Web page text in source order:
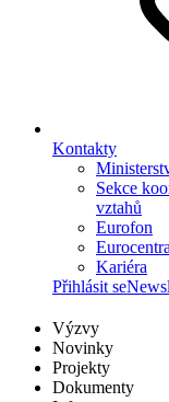
Kontakty
Sekce
vztahů
Eurofon
Eurocentra
Kariéra
Přihlásit se
Výzvy
Novinky
Projekty
Dokumenty